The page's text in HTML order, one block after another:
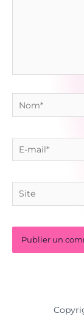
Nom*
E-
mail*
Site